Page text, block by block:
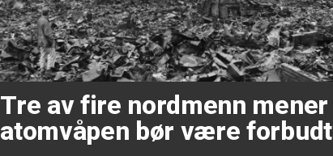
Tre av fire nordmenn mener
atomvåpen bør være forbudt